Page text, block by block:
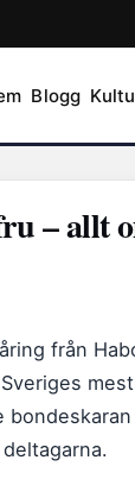
Blogg
– allt
från